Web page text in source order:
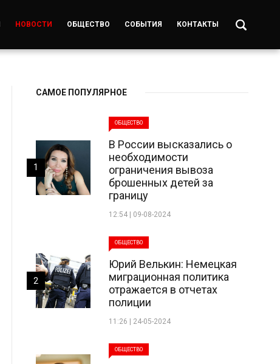
НОВОСТИ ОБЩЕСТВО СОБЫТИЯ КОНТАКТЫ
САМОЕ ПОПУЛЯРНОЕ
ОБЩЕСТВО
В России высказались о
необходимости
ограничения вывоза
брошенных детей за
границу
12:54 | 09-08-2024
1
ОБЩЕСТВО
Юрий Велькин: Немецкая
миграционная политика
отражается в отчетах
полиции
11:26 | 24-05-2024
2
ОБЩЕСТВО